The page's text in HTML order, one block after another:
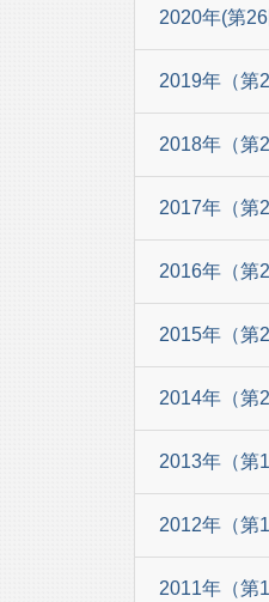
2020年(第
2019年（第
2018年（第
2017年（第
2016年（第
2015年（第
2014年（第
2013年（第
2012年（第
2011年（第